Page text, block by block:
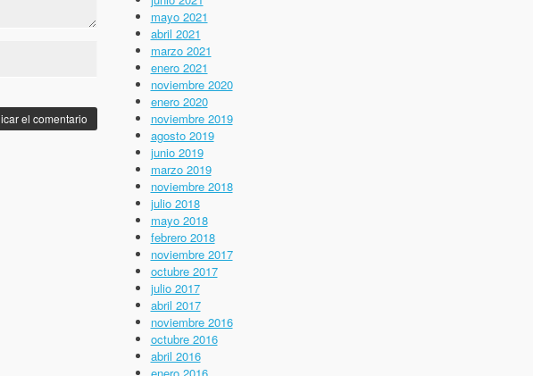
mayo 2021
abril 2021
marzo 2021
enero 2021
noviembre 2020
enero 2020
noviembre 2019
agosto 2019
junio 2019
marzo 2019
noviembre 2018
julio 2018
mayo 2018
febrero 2018
noviembre 2017
octubre 2017
julio 2017
abril 2017
noviembre 2016
octubre 2016
abril 2016
enero 2016